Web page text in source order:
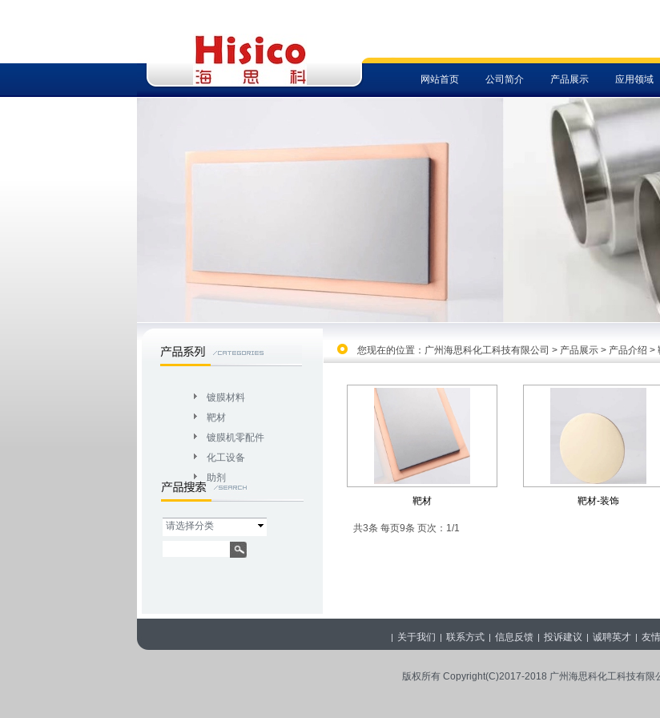
网站首页 公司简介 产品展示 应用领域
菜单名称 菜单名称
菜单名称
请选择分类
您现在的位置： 广州海思科化工科技有限公司 > 产品展示 > 产品介绍 >
镀膜材料
靶材
镀膜机零配件
化工设备
助剂
靶材 靶材-装饰
共3条 每页9条 页次：1/1
| 关于我们 | 联系方式 | 信息反馈 | 投诉建议 | 诚聘英才 | 友
版权所有 Copyright(C)2017-2018 广州海思科化工科技有限